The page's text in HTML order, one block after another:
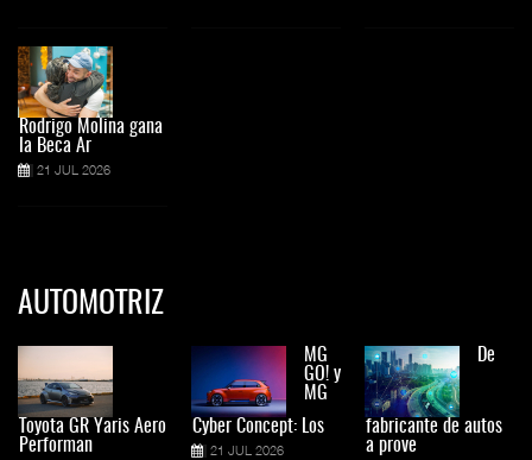
Rodrigo Molina gana
la Beca Ar
21 JUL 2026
AUTOMOTRIZ
Toyota GR Yaris Aero
Performan
MG
GO! y
MG
Cyber Concept: Los
21 JUL 2026
De
fabricante de autos
a prove